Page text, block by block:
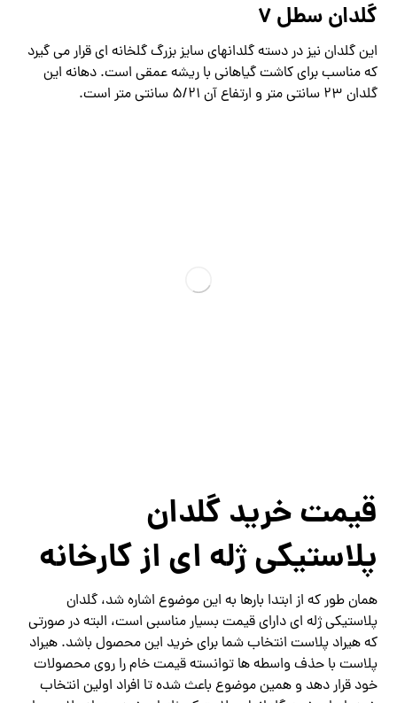
گلدان سطل 7
این گلدان نیز در دسته گلدانهای سایز بزرگ گلخانه ای قرار می گیرد
که مناسب برای کاشت گیاهانی با ریشه عمقی است. دهانه این
گلدان 23 سانتی متر و ارتفاع آن 5/21 سانتی متر است.
قیمت خرید گلدان
پلاستیکی ژله ای از کارخانه
همان طور که از ابتدا بارها به این موضوع اشاره شد، گلدان
پلاستیکی ژله ای دارای قیمت بسیار مناسبی است، البته در صورتی
که هیراد پلاست انتخاب شما برای خرید این محصول باشد. هیراد
پلاست با حذف واسطه ها توانسته قیمت خام را روی محصولات
خود قرار دهد و همین موضوع باعث شده تا افراد اولین انتخاب